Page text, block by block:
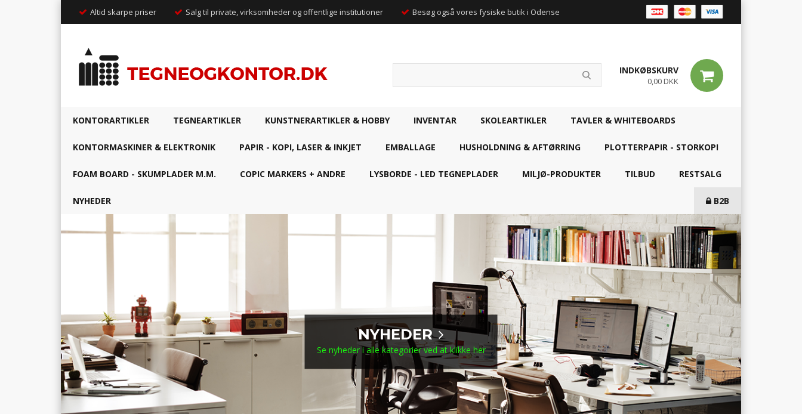
Altid skarpe priser Salg til private, virksomheder og offentlige institutioner Besøg også vores fysiske butik i Odense
INDKØBSKURV
0,00 DKK
KONTORARTIKLER TEGNEARTIKLER KUNSTNERARTIKLER & HOBBY INVENTAR SKOLEARTIKLER TAVLER & WHITEBOARDS
KONTORMASKINER & ELEKTRONIK PAPIR - KOPI, LASER & INKJET EMBALLAGE HUSHOLDNING & AFTØRRING PLOTTERPAPIR - STORKOPI
FOAM BOARD - SKUMPLADER M.M. COPIC MARKERS + ANDRE LYSBORDE - LED TEGNEPLADER MILJØ-PRODUKTER TILBUD RESTSALG
NYHEDER B2B
NYHEDER
Se nyheder i alle kategorier ved at klikke her